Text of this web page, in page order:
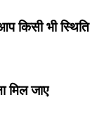
किसी भी स्थिति
मिल जाए